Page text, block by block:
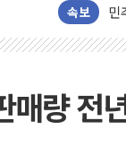
속보
박
카
직
매량 전